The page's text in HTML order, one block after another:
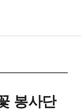
봉사단